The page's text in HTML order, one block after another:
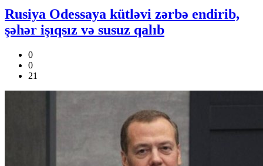
Rusiya Odessaya kütləvi zərbə endirib,
şəhər işıqsız və susuz qalıb
0
0
21